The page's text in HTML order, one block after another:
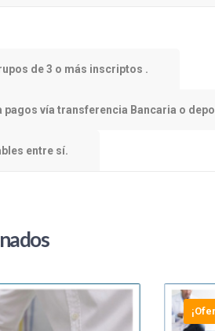
de 3 o más inscriptos .
pagos vía transferencia Bancaria o
entre sí.